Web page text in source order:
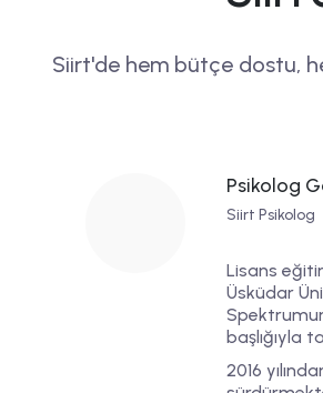
Siirt'de hem bütçe dostu,
Psikolog
Siirt Psikolog
Lisans
Üsküdar
başlığıyla
2016